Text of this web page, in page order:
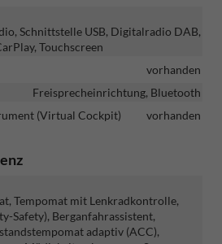
Schnittstelle USB, Digitalradio DAB,
Touchscreen
vorhanden
Freisprecheinrichtung, Bluetooth
(Virtual Cockpit)
vorhanden
Tempomat mit Lenkradkontrolle,
Safety), Berganfahrassistent,
adaptiv (ACC),